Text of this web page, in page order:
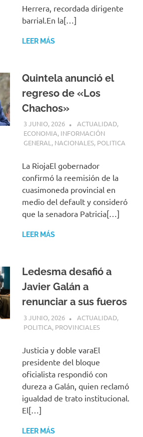
Herrera, recordada dirigente
barrial.En la[…]
LEER MÁS
Quintela anunció el
regreso de «Los
Chachos»
3 JUNIO, 2026 H P
ACTUALIDAD,
ECONOMIA, INFORMACIÓN
GENERAL , NACIONALES, POLITICA
La RiojaEl gobernador
confirmó la reemisión de la
cuasimoneda provincial en
medio del default y consideró
que la senadora Patricia[…]
LEER MÁS
Ledesma desafió a
Javier Galán a
renunciar a sus fueros
3 JUNIO, 2026 H P
ACTUALIDAD,
POLITICA, PROVINCIALES
Justicia y doble varaEl
presidente del bloque
oficialista respondió con
dureza a Galán, quien reclamó
igualdad de trato institucional.
El[…]
LEER MÁS